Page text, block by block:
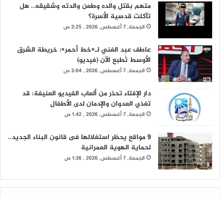
متهم بقتل والده وطعن والدته وشقيقه.. هل
تآكلت قدسية الأسرة؟
الجمعة, 7 أغسطس, 2026 , 2:25 ص
عاطف عبد الغني لـ«خط أحمر»: خريطة الشرق
الأوسط تُطبع الآن (فيديو)
الجمعة, 7 أغسطس, 2026 , 2:04 ص
دار الإفتاء تحذر من ألعاب الفيديو العنيفة: قد
تغذي العدوان والإدمان لدى الأطفال
الجمعة, 7 أغسطس, 2026 , 1:42 ص
9 مواقع يحظر استغلالها فى قانون البناء الجديد..
لحماية الهوية العمرانية
الجمعة, 7 أغسطس, 2026 , 1:36 ص